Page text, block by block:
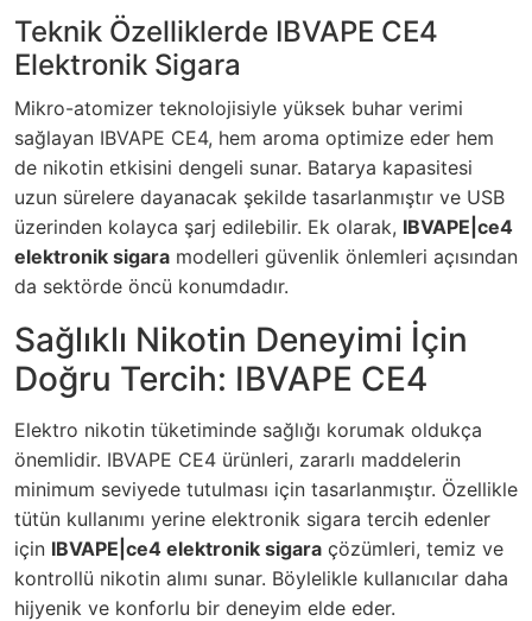
Teknik Özelliklerde IBVAPE CE4
Elektronik Sigara
Mikro-atomizer teknolojisiyle yüksek buhar verimi
sağlayan IBVAPE CE4, hem aroma optimize eder hem
de nikotin etkisini dengeli sunar. Batarya kapasitesi
uzun sürelere dayanacak şekilde tasarlanmıştır ve USB
üzerinden kolayca şarj edilebilir. Ek olarak, IBVAPE|ce4
elektronik sigara modelleri güvenlik önlemleri açısından
da sektörde öncü konumdadır.
Sağlıklı Nikotin Deneyimi İçin
Doğru Tercih: IBVAPE CE4
Elektro nikotin tüketiminde sağlığı korumak oldukça
önemlidir. IBVAPE CE4 ürünleri, zararlı maddelerin
minimum seviyede tutulması için tasarlanmıştır. Özellikle
tütün kullanımı yerine elektronik sigara tercih edenler
için IBVAPE|ce4 elektronik sigara çözümleri, temiz ve
kontrollü nikotin alımı sunar. Böylelikle kullanıcılar daha
hijyenik ve konforlu bir deneyim elde eder.